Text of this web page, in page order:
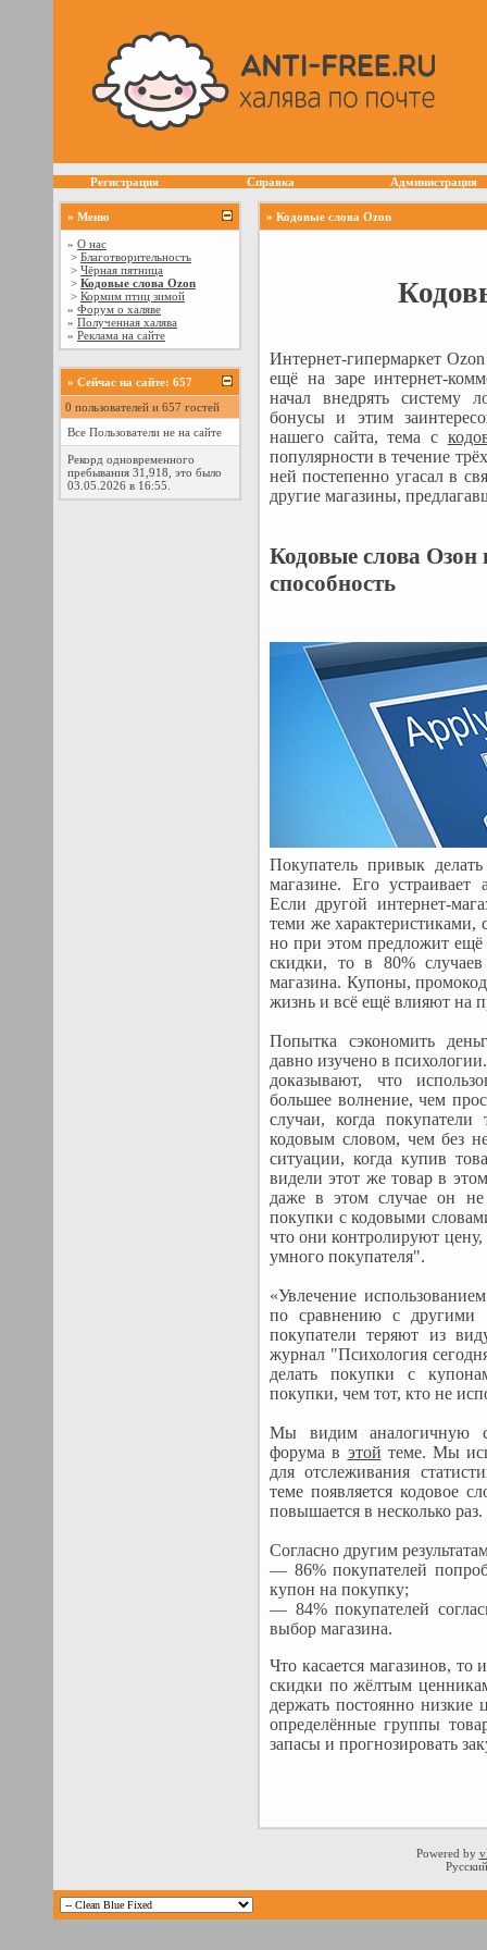
Регистрация Справка Администрация
» Меню
» О нас
> Благотворительность
> Чёрная пятница
> Кодовые слова Ozon
> Кормим птиц зимой
» Форум о халяве
» Полученная халява
» Реклама на сайте
» Сейчас на сайте: 657
0 пользователей и 657 гостей
Все Пользователи не на сайте
Рекорд одновременного
пребывания 31,918, это было
03.05.2026 в 16:55.
» Кодовые слова Ozon
Интернет-гипермаркет
ещё на заре интернет-
начал внедрять систему
бонусы и этим
нашего сайта, тема с
популярности в течение
ней постепенно угасал в
другие магазины,
Кодовые слова
способность
Покупатель привык
магазине. Его устраивает
Если другой интернет-
теми же характеристиками,
но при этом предложит
скидки, то в 80%
магазина. Купоны,
жизнь и всё ещё влияют на
Попытка сэкономить
давно изучено в
доказывают, что
большее волнение, чем
случаи, когда
кодовым словом, чем без
ситуации, когда купив
видели этот же товар в
даже в этом случае он не
покупки с кодовыми
что они контролируют цену,
умного покупателя".
«Увлечение
по сравнению с другими
покупатели теряют из
журнал "Психология
делать покупки с
покупки, чем тот, кто не
Мы видим аналогичную
форума в этой теме. Мы
для отслеживания
теме появляется кодовое
повышается в несколько раз.
Согласно другим
— 86% покупателей
купон на покупку;
— 84% покупателей
выбор магазина.
Что касается магазинов, то
скидки по жёлтым
держать постоянно
определённые группы
запасы и прогнозировать
Powered by